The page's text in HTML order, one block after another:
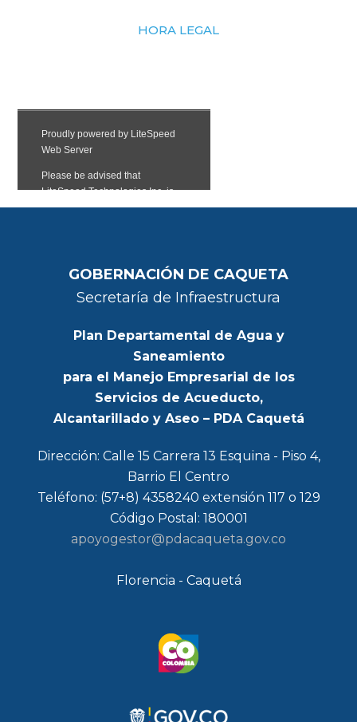
HORA LEGAL
GOBERNACIÓN DE CAQUETA
Secretaría de Infraestructura
Plan Departamental de Agua y
Saneamiento
para el Manejo Empresarial de los
Servicios de Acueducto,
Alcantarillado y Aseo – PDA Caquetá
Dirección: Calle 15 Carrera 13 Esquina - Piso 4,
Barrio El Centro
Teléfono: (57+8) 4358240 extensión 117 o 129
Código Postal: 180001
apoyogestor@pdacaqueta.gov.co
Florencia - Caquetá